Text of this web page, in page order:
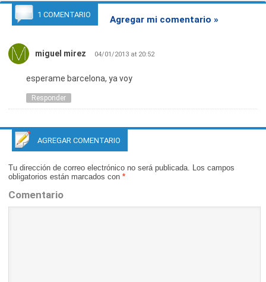
1 COMENTARIO Agregar mi comentario »
miguel mirez 04/01/2013 at 20:52
esperame barcelona, ya voy
Responder
AGREGAR COMENTARIO
Tu dirección de correo electrónico no será publicada. Los campos
obligatorios están marcados con *
Comentario